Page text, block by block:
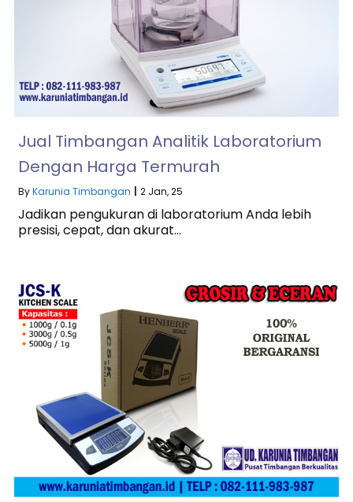
Jual Timbangan Analitik Laboratorium
Dengan Harga Termurah
ByKarunia Timbangan 2 Jan, 25
Jadikan pengukuran di laboratorium Anda lebih
presisi, cepat, dan akurat…